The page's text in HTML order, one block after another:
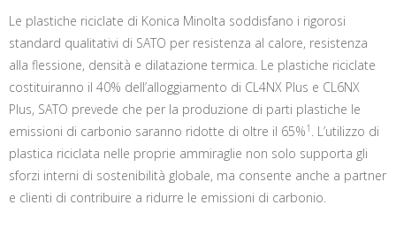
Le plastiche riciclate di Konica Minolta soddisfano i rigorosi
standard qualitativi di SATO per resistenza al calore, resistenza
alla flessione, densità e dilatazione termica. Le plastiche riciclate
costituiranno il 40% dell’alloggiamento di CL4NX Plus e CL6NX
Plus, SATO prevede che per la produzione di parti plastiche le
emissioni di carbonio saranno ridotte di oltre il 65%1 . L’utilizzo di
plastica riciclata nelle proprie ammiraglie non solo supporta gli
sforzi interni di sostenibilità globale, ma consente anche a partner
e clienti di contribuire a ridurre le emissioni di carbonio.